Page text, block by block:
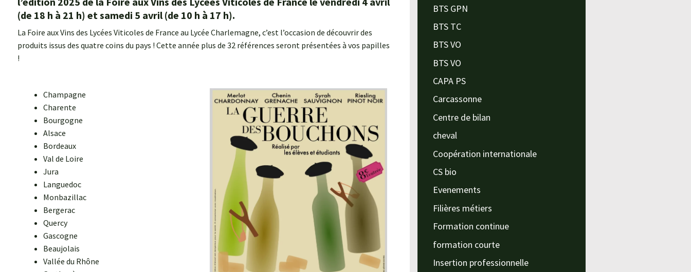
(de 18 h à 21 h) et samedi 5 avril (de 10 h à 17 h).
La Foire aux Vins des Lycées Viticoles de France au Lycée Charlemagne, c’est l’occasion de découvrir des
produits issus des quatre coins du pays ! Cette année plus de 32 références seront présentées à vos papilles
!
Champagne
Charente
Bourgogne
Alsace
Bordeaux
Val de Loire
Jura
Languedoc
Monbazillac
Bergerac
Quercy
Gascogne
Beaujolais
Vallée du Rhône
BTS GPN
BTS TC
BTS VO
BTS VO
CAPA PS
Carcassonne
Centre de bilan
cheval
Coopération internationale
CS bio
Evenements
Filières métiers
Formation continue
formation courte
Insertion professionnelle